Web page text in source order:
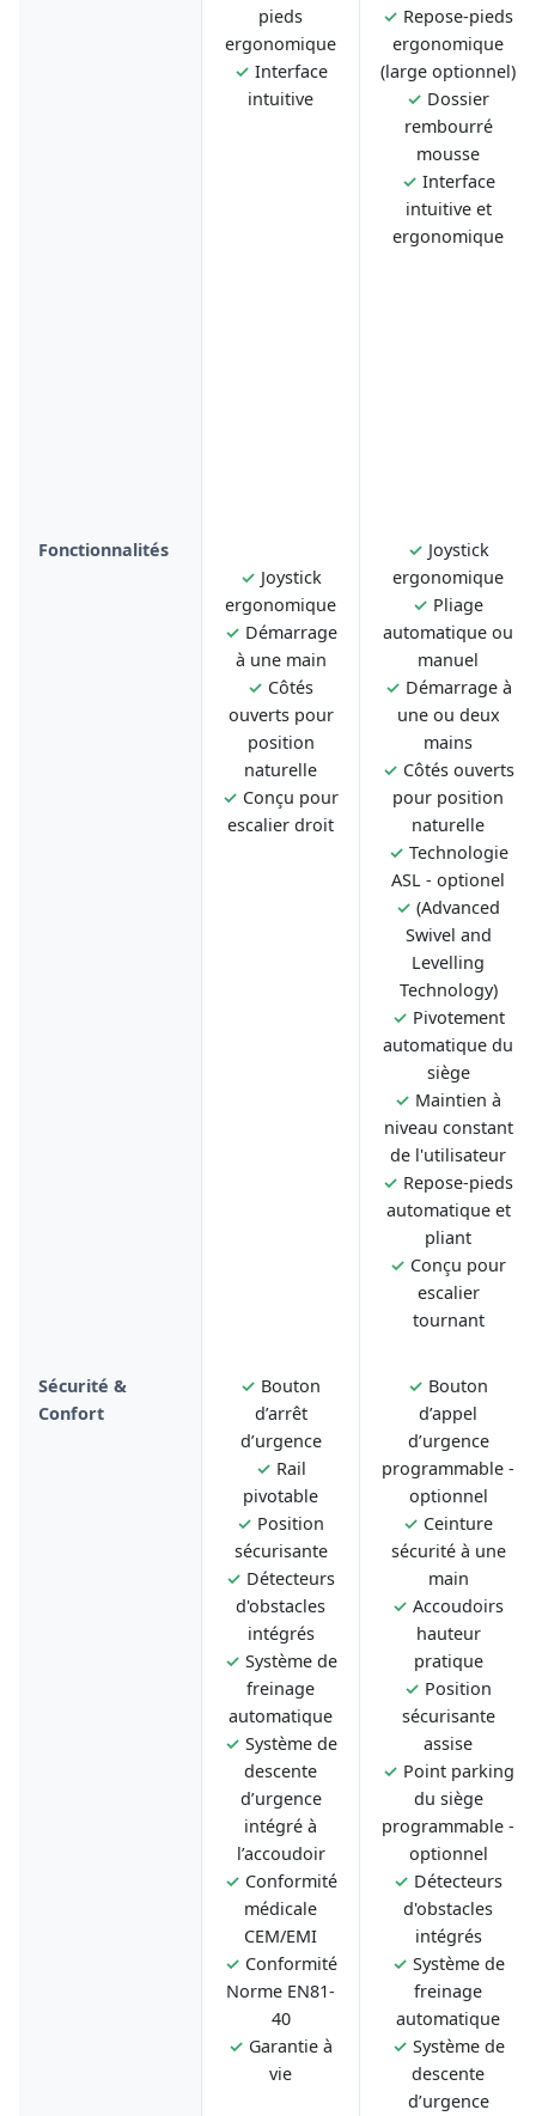
pieds
ergonomique
✓ Interface
intuitive
✓ Repose-pieds
ergonomique
(large optionnel)
✓ Dossier
rembourré
mousse
✓ Interface
intuitive et
ergonomique
Fonctionnalités
✓ Joystick
ergonomique
✓ Démarrage
à une main
✓ Côtés
ouverts pour
position
naturelle
✓ Conçu pour
escalier droit
✓ Joystick
ergonomique
✓ Pliage
automatique ou
manuel
✓ Démarrage à
une ou deux
mains
✓ Côtés ouverts
pour position
naturelle
✓ Technologie
ASL - optionel
✓ (Advanced
Swivel and
Levelling
Technology)
✓ Pivotement
automatique du
siège
✓ Maintien à
niveau constant
de l'utilisateur
✓ Repose-pieds
automatique et
pliant
✓ Conçu pour
escalier
tournant
Sécurité &
Confort
✓ Bouton
d’arrêt
d’urgence
✓ Rail
pivotable
✓ Position
sécurisante
✓ Détecteurs
d'obstacles
intégrés
✓ Système de
freinage
automatique
✓ Système de
descente
d’urgence
intégré à
l’accoudoir
✓ Conformité
médicale
CEM/EMI
✓ Conformité
Norme EN81-
40
✓ Garantie à
vie
✓ Bouton
d’appel
d’urgence
programmable -
optionnel
✓ Ceinture
sécurité à une
main
✓ Accoudoirs
hauteur
pratique
✓ Position
sécurisante
assise
✓ Point parking
du siège
programmable -
optionnel
✓ Détecteurs
d'obstacles
intégrés
✓ Système de
freinage
automatique
✓ Système de
descente
d’urgence